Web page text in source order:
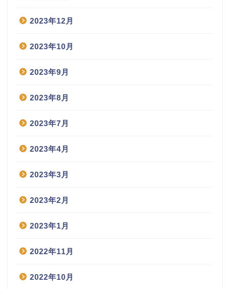
2023年12月
2023年10月
2023年9月
2023年8月
2023年7月
2023年4月
2023年3月
2023年2月
2023年1月
2022年11月
2022年10月